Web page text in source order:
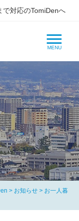
で対応のTomiDenへ
> お知らせ > お一人暮